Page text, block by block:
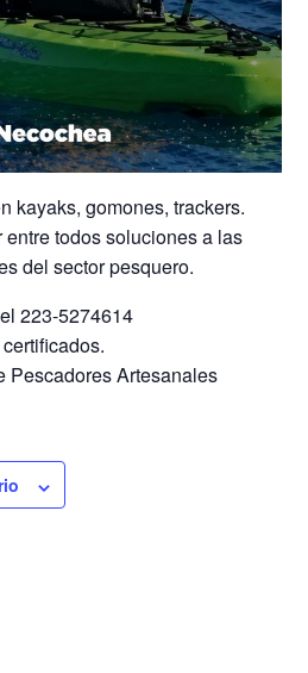
kayaks, gomones, trackers.
todos soluciones a las
del sector pesquero.
223-5274614
Pescadores Artesanales